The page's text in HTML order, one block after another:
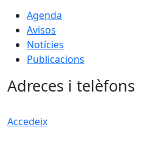
Agenda
Avisos
Notícies
Publicacions
Adreces i telèfons
Accedeix